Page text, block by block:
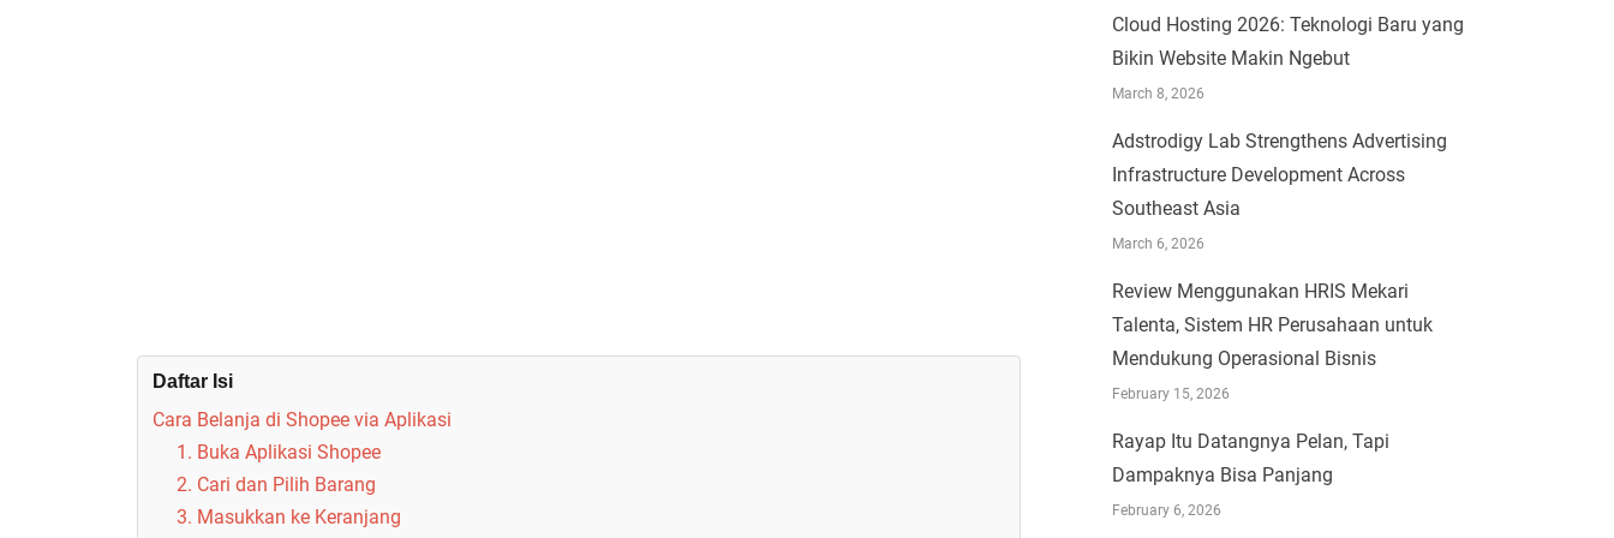
Daftar Isi
Cara Belanja di Shopee via Aplikasi
1. Buka Aplikasi Shopee
2. Cari dan Pilih Barang
3. Masukkan ke Keranjang
Cloud Hosting 2026: Teknologi Baru yang
Bikin Website Makin Ngebut
March 8, 2026
Adstrodigy Lab Strengthens Advertising
Infrastructure Development Across
Southeast Asia
March 6, 2026
Review Menggunakan HRIS Mekari
Talenta, Sistem HR Perusahaan untuk
Mendukung Operasional Bisnis
February 15, 2026
Rayap Itu Datangnya Pelan, Tapi
Dampaknya Bisa Panjang
February 6, 2026